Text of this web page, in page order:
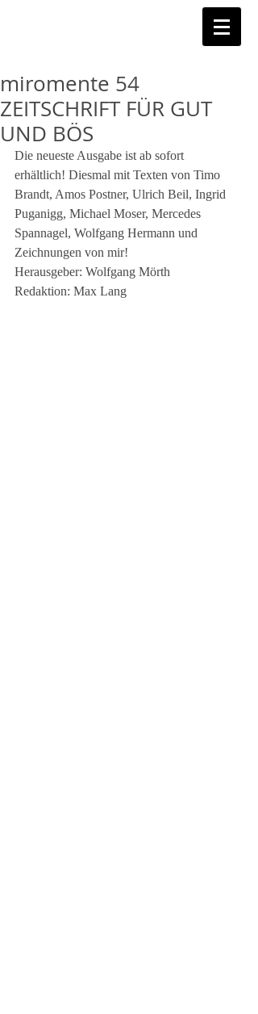
miromente 54
ZEITSCHRIFT FÜR GUT
UND BÖS
Die neueste Ausgabe ist ab sofort
erhältlich! Diesmal mit Texten von Timo
Brandt, Amos Postner, Ulrich Beil, Ingrid
Puganigg, Michael Moser, Mercedes
Spannagel, Wolfgang Hermann und
Zeichnungen von mir!
Herausgeber: Wolfgang Mörth
Redaktion: Max Lang